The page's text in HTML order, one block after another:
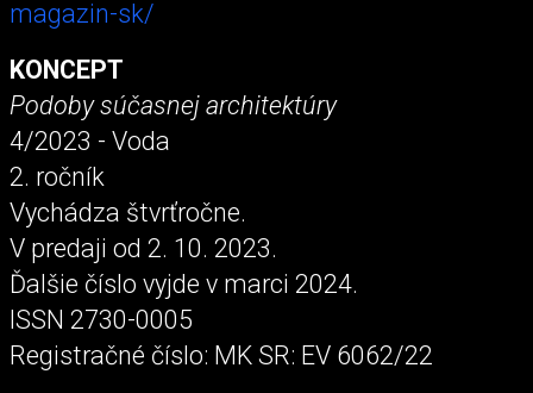
magazin-sk/
KONCEPT
Podoby súčasnej architektúry
4/2023 - Voda
2. ročník
Vychádza štvrťročne.
V predaji od 2. 10. 2023.
Ďalšie číslo vyjde v marci 2024.
ISSN 2730-0005
Registračné číslo: MK SR: EV 6062/22